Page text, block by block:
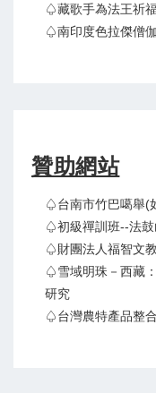
♤藏歌手為法王祈
♤南印度色拉傑僧
贊助網站
♤台南市竹巴噶舉(
♤初級禪訓班--法鼓
♤財團法人福智文
♤雪域明珠－西藏
研究
♤台灣農特產品整